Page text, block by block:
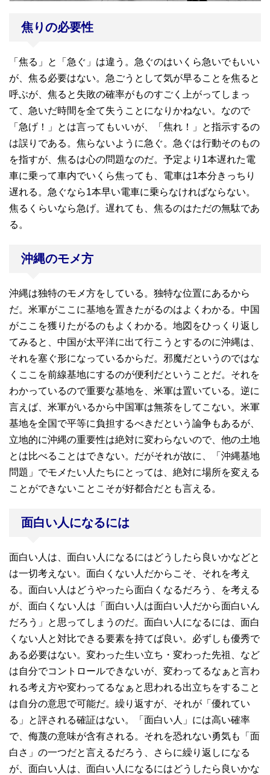
焦りの必要性
「焦る」と「急ぐ」は違う。急ぐのはいくら急いでもいい
が、焦る必要はない。急ごうとして気が早ることを焦ると
呼ぶが、焦ると失敗の確率がものすごく上がってしまっ
て、急いだ時間を全て失うことになりかねない。なので
「急げ！」とは言ってもいいが、「焦れ！」と指示するの
は誤りである。焦らないように急ぐ。急ぐは行動そのもの
を指すが、焦るは心の問題なのだ。予定より1本遅れた電
車に乗って車内でいくら焦っても、電車は1本分きっちり
遅れる。急ぐなら1本早い電車に乗らなければならない。
焦るくらいなら急げ。遅れても、焦るのはただの無駄であ
る。
沖縄のモメ方
沖縄は独特のモメ方をしている。独特な位置にあるから
だ。米軍がここに基地を置きたがるのはよくわかる。中国
がここを獲りたがるのもよくわかる。地図をひっくり返し
てみると、中国が太平洋に出て行こうとするのに沖縄は、
それを塞ぐ形になっているからだ。邪魔だというのではな
くここを前線基地にするのが便利だということだ。それを
わかっているので重要な基地を、米軍は置いている。逆に
言えば、米軍がいるから中国軍は無茶をしてこない。米軍
基地を全国で平等に負担するべきだという論争もあるが、
立地的に沖縄の重要性は絶対に変わらないので、他の土地
とは比べることはできない。だがそれが故に、「沖縄基地
問題」でモメたい人たちにとっては、絶対に場所を変える
ことができないことこそが好都合だとも言える。
面白い人になるには
面白い人は、面白い人になるにはどうしたら良いかなどと
は一切考えない。面白くない人だからこそ、それを考え
る。面白い人はどうやったら面白くなるだろう、を考える
が、面白くない人は「面白い人は面白い人だから面白いん
だろう」と思ってしまうのだ。面白い人になるには、面白
くない人と対比できる要素を持てば良い。必ずしも優秀で
ある必要はない。変わった生い立ち・変わった先祖、など
は自分でコントロールできないが、変わってるなぁと言わ
れる考え方や変わってるなぁと思われる出立ちをすること
は自分の意思で可能だ。繰り返すが、それが「優れてい
る」と評される確証はない。「面白い人」には高い確率
で、侮蔑の意味が含有される。それを恐れない勇気も「面
白さ」の一つだと言えるだろう、さらに繰り返しになる
が、面白い人は、面白い人になるにはどうしたら良いかな